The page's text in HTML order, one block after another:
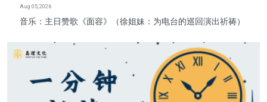
Aug 05, 2026
音乐：主日赞歌《面容》（徐姐妹：为电台的巡回演出祈祷）